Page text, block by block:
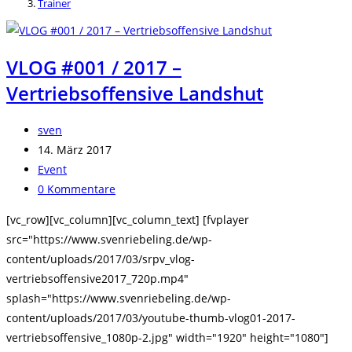
Trainer
VLOG #001 / 2017 –
Vertriebsoffensive Landshut
Beitrags-
Autor:
sven
Beitrag
veröffentlicht:
14. März 2017
Beitrags-
Kategorie:
Event
Beitrags-
0 Kommentare
[vc_row][vc_column][vc_column_text] [fvplayer
src="https://www.svenriebeling.de/wp-
content/uploads/2017/03/srpv_vlog-
vertriebsoffensive2017_720p.mp4"
splash="https://www.svenriebeling.de/wp-
content/uploads/2017/03/youtube-thumb-vlog01-2017-
vertriebsoffensive_1080p-2.jpg" width="1920" height="1080"]